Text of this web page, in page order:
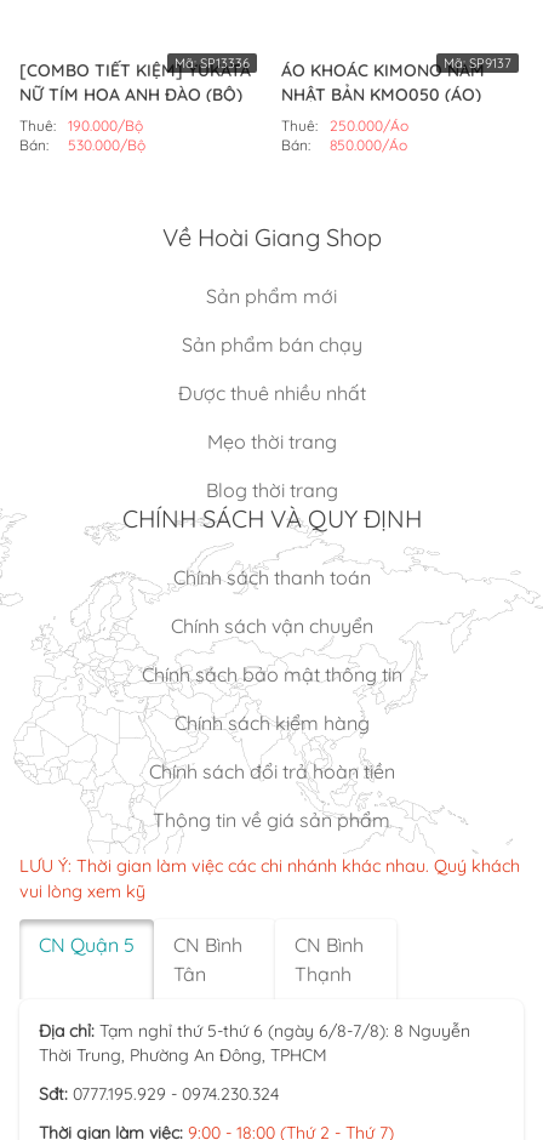
[COMBO TIẾT KIỆM] YUKATA
NỮ TÍM HOA ANH ĐÀO (BỘ)
Thuê:
190.000/Bộ
Bán:
530.000/Bộ
Mã:SP13336
ÁO KHOÁC KIMONO NAM
NHẬT BẢN KMO050 (ÁO)
Thuê:
250.000/Áo
Bán:
850.000/Áo
Mã:SP9137
Về Hoài Giang Shop
Sản phẩm mới
Sản phẩm bán chạy
Được thuê nhiều nhất
Mẹo thời trang
Blog thời trang
CHÍNH SÁCH VÀ QUY ĐỊNH
Chính sách thanh toán
Chính sách vận chuyển
Chính sách bảo mật thông tin
Chính sách kiểm hàng
Chính sách đổi trả hoàn tiền
Thông tin về giá sản phẩm
LƯU Ý: Thời gian làm việc các chi nhánh khác nhau. Quý khách
vui lòng xem kỹ
CN Quận 5
CN Bình
Tân
CN Bình
Thạnh
Địa chỉ: Tạm nghỉ thứ 5-thứ 6 (ngày 6/8-7/8): 8 Nguyễn
Thời Trung, Phường An Đông, TPHCM
Sđt: 0777.195.929 - 0974.230.324
Thời gian làm việc: 9:00 - 18:00 (Thứ 2 - Thứ 7)